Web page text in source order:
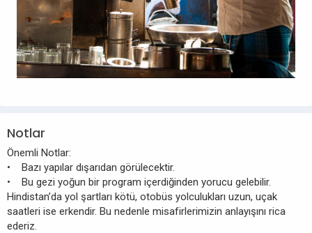
Notlar
Önemli Notlar:
• Bazı yapılar dışarıdan görülecektir.
• Bu gezi yoğun bir program içerdiğinden yorucu gelebilir.
Hindistan’da yol şartları kötü, otobüs yolculukları uzun, uçak
saatleri ise erkendir. Bu nedenle misafirlerimizin anlayışını rica
ederiz.